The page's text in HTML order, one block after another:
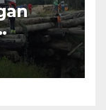
Untuk